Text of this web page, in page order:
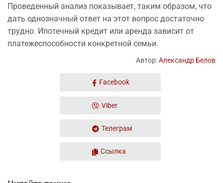
Проведенный анализ показывает, таким образом, что
дать однозначный ответ на этот вопрос достаточно
трудно. Ипотечный кредит или аренда зависит от
платежеспособности конкретной семьи.
Автор:Александр Белов
Facebook
Viber
Телеграм
Ссылка